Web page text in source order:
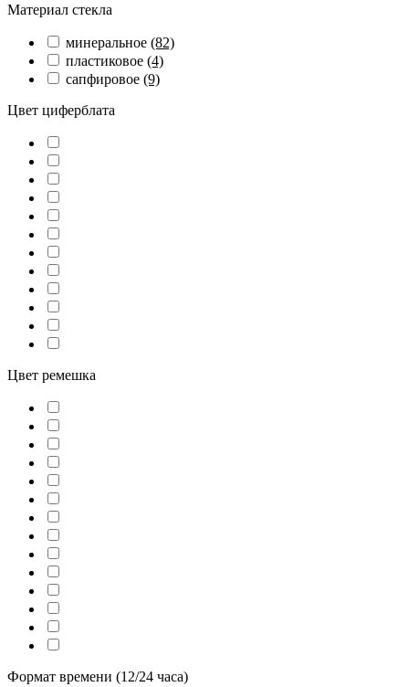
Материал стекла
минеральное (82)
пластиковое (4)
сапфировое (9)
Цвет циферблата
Цвет ремешка
Формат времени (12/24 часа)